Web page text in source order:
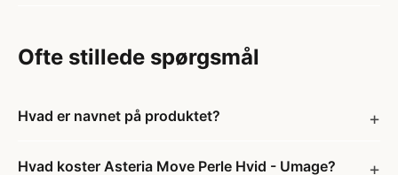
Ofte stillede spørgsmål
Hvad er navnet på produktet?
Hvad koster Asteria Move Perle Hvid - Umage?